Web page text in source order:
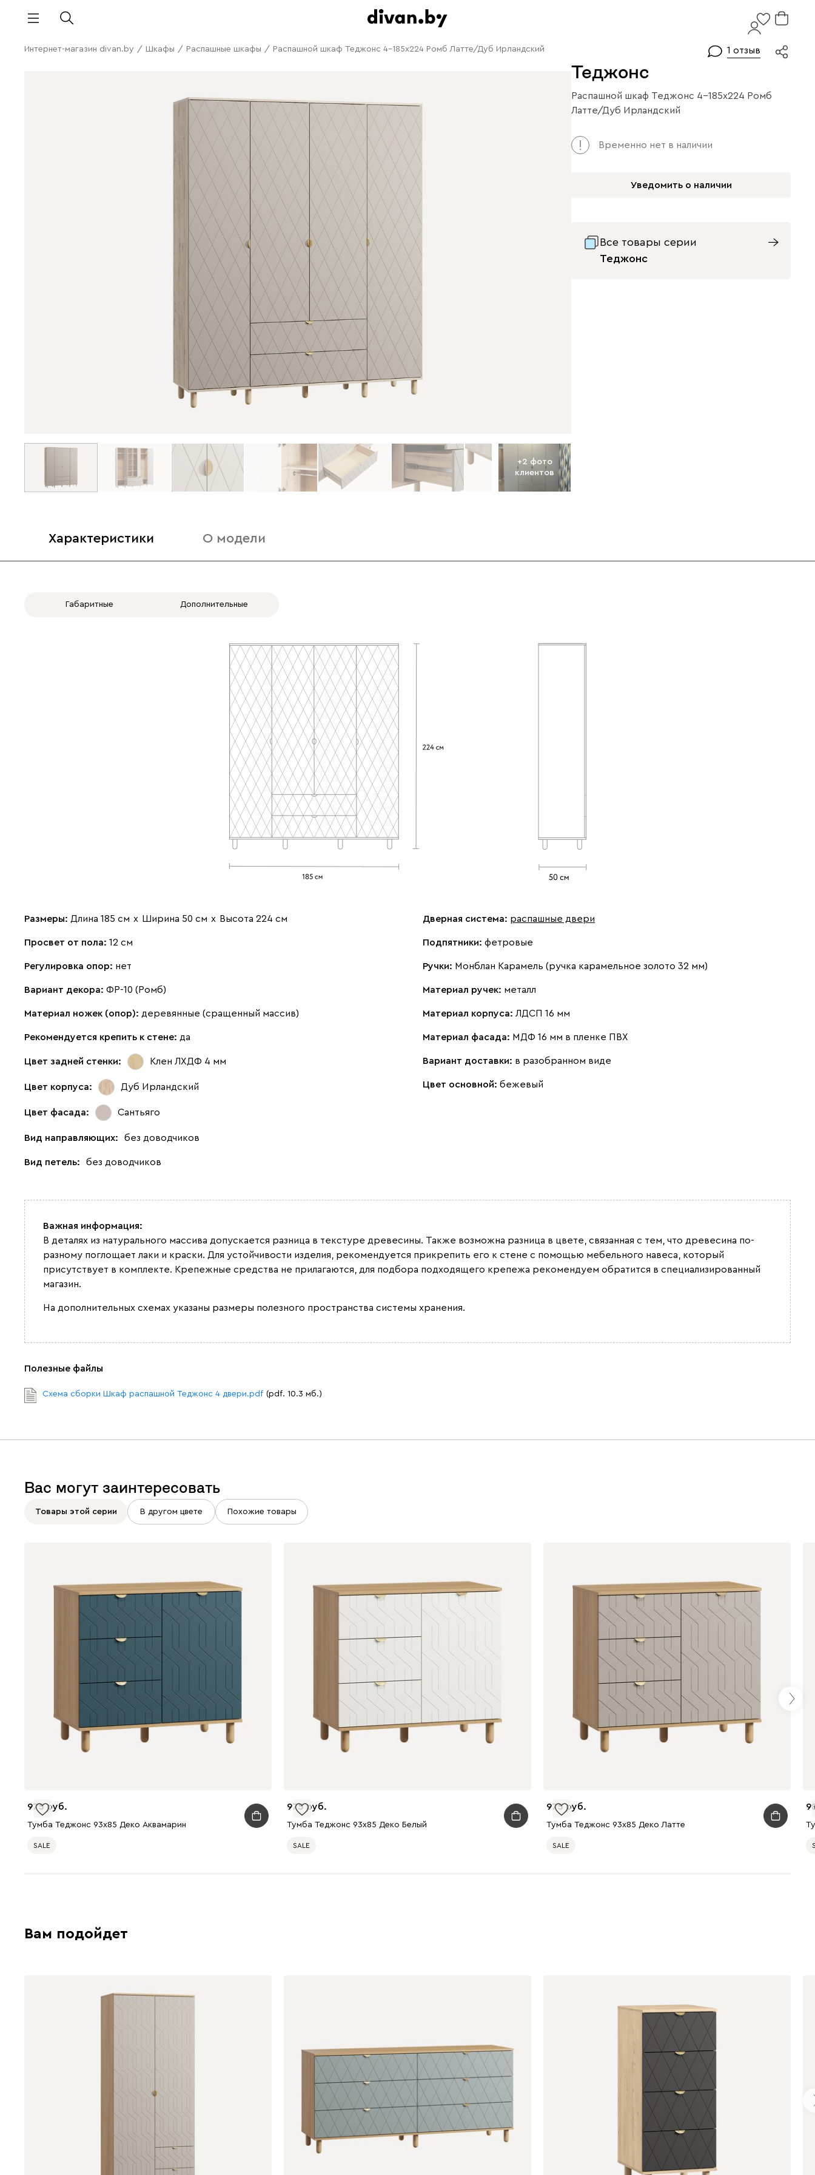
Интернет-магазин divan.by / Шкафы / Распашные шкафы / Распашной шкаф Теджонс 4-185x224 Ромб Латте/Дуб Ирландский
+2 фото
клиентов
1 отзыв
Теджонс
Распашной шкаф Теджонс 4-185x224 Ромб
Латте/Дуб Ирландский
Временно нет в наличии
Уведомить о наличии
Все товары серии
Теджонс
Характеристики О модели
Габаритные Дополнительные
Размеры: Длина 185 см х Ширина 50 см х Высота 224 см
Просвет от пола: 12 см
Регулировка опор: нет
Вариант декора: ФР-10 (Ромб)
Материал ножек (опор): деревянные (сращенный массив)
Рекомендуется крепить к стене: да
Цвет задней стенки: Клен ЛХДФ 4 мм
Цвет корпуса: Дуб Ирландский
Цвет фасада: Сантьяго
Вид направляющих: без доводчиков
Вид петель: без доводчиков
Дверная система: распашные двери
Подпятники: фетровые
Ручки: Монблан Карамель (ручка карамельное золото 32 мм)
Материал ручек: металл
Материал корпуса: ЛДСП 16 мм
Материал фасада: МДФ 16 мм в пленке ПВХ
Вариант доставки: в разобранном виде
Цвет основной: бежевый
Важная информация:
В деталях из натурального массива допускается разница в текстуре древесины. Также возможна разница в цвете, связанная с тем, что древесина по-
разному поглощает лаки и краски. Для устойчивости изделия, рекомендуется прикрепить его к стене с помощью мебельного навеса, который
присутствует в комплекте. Крепежные средства не прилагаются, для подбора подходящего крепежа рекомендуем обратится в специализированный
магазин.
На дополнительных схемах указаны размеры полезного пространства системы хранения.
Полезные файлы
Схема сборки Шкаф распашной Теджонс 4 двери.pdf (pdf. 10.3 мб.)
Вас могут заинтересовать
Товары этой серии В другом цвете Похожие товары
975
Тумба Теджонс 93x85 Деко Аквамарин
SALE
975
Тумба Теджонс 93x85 Деко ​Белый
SALE
975
Тумба Теджонс 93x85 Деко ​Латте
SALE
Вам подойдет